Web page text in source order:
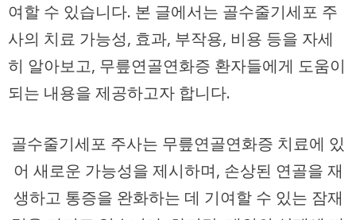
여할 수 있습니다. 본 글에서는 골수줄기세포 주
사의 치료 가능성, 효과, 부작용, 비용 등을 자세
히 알아보고, 무릎연골연화증 환자들에게 도움이
되는 내용을 제공하고자 합니다.
골수줄기세포 주사는 무릎연골연화증 치료에 있
어 새로운 가능성을 제시하며, 손상된 연골을 재
생하고 통증을 완화하는 데 기여할 수 있는 잠재